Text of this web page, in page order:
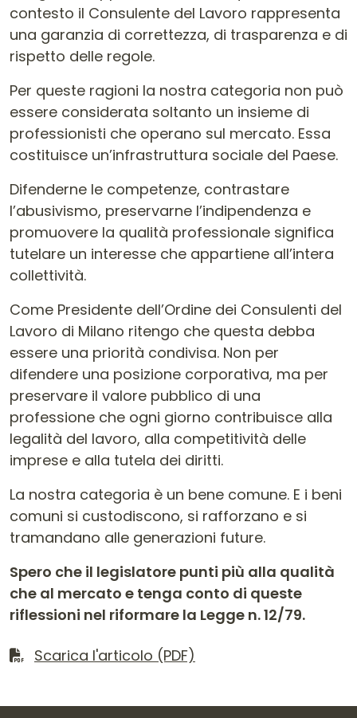
contesto il Consulente del Lavoro rappresenta
una garanzia di correttezza, di trasparenza e di
rispetto delle regole.
Per queste ragioni la nostra categoria non può
essere considerata soltanto un insieme di
professionisti che operano sul mercato. Essa
costituisce un’infrastruttura sociale del Paese.
Difenderne le competenze, contrastare
l’abusivismo, preservarne l’indipendenza e
promuovere la qualità professionale significa
tutelare un interesse che appartiene all’intera
collettività.
Come Presidente dell’Ordine dei Consulenti del
Lavoro di Milano ritengo che questa debba
essere una priorità condivisa. Non per
difendere una posizione corporativa, ma per
preservare il valore pubblico di una
professione che ogni giorno contribuisce alla
legalità del lavoro, alla competitività delle
imprese e alla tutela dei diritti.
La nostra categoria è un bene comune. E i beni
comuni si custodiscono, si rafforzano e si
tramandano alle generazioni future.
Spero che il legislatore punti più alla qualità
che al mercato e tenga conto di queste
riflessioni nel riformare la Legge n. 12/79.
Scarica il file
Scarica l'articolo (PDF)